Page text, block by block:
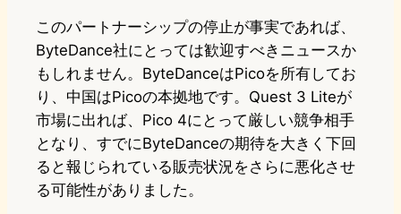
このパートナーシップの停止が事実であれば、
ByteDance社にとっては歓迎すべきニュースか
もしれません。ByteDanceはPicoを所有してお
り、中国はPicoの本拠地です。Quest 3 Liteが
市場に出れば、Pico 4にとって厳しい競争相手
となり、すでにByteDanceの期待を大きく下回
ると報じられている販売状況をさらに悪化させ
る可能性がありました。